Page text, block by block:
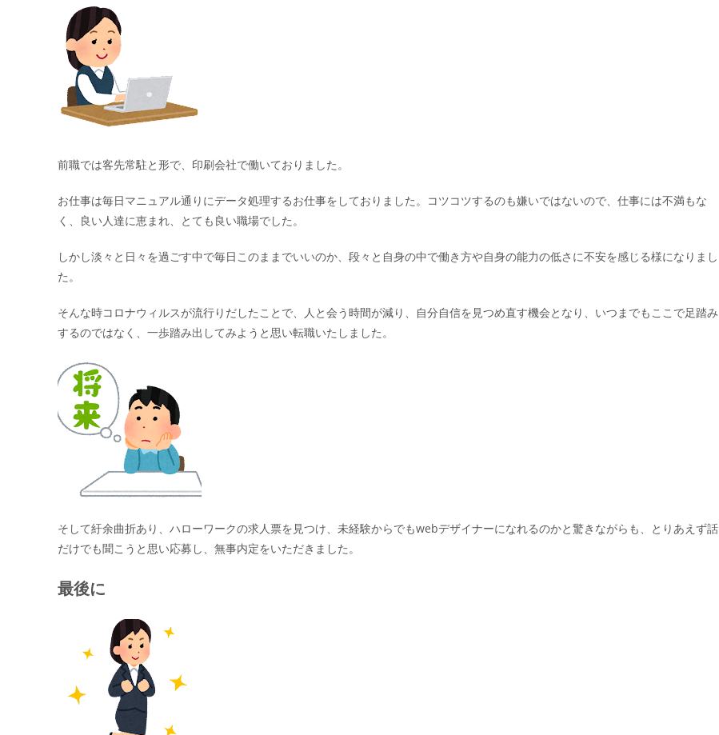
前職では客先常駐と形で、印刷会社で働いておりました。
お仕事は毎日マニュアル通りにデータ処理するお仕事をしておりました。コツコツするのも嫌いではないので、仕事には不満もな
く、良い人達に恵まれ、とても良い職場でした。
しかし淡々と日々を過ごす中で毎日このままでいいのか、段々と自身の中で働き方や自身の能力の低さに不安を感じる様になりまし
た。
そんな時コロナウィルスが流行りだしたことで、人と会う時間が減り、自分自信を見つめ直す機会となり、いつまでもここで足踏み
するのではなく、一歩踏み出してみようと思い転職いたしました。
そして紆余曲折あり、ハローワークの求人票を見つけ、未経験からでもwebデザイナーになれるのかと驚きながらも、とりあえず話
だけでも聞こうと思い応募し、無事内定をいただきました。
最後に